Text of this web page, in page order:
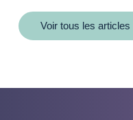
Voir tous les articles